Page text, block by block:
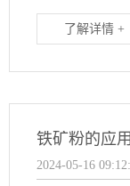
了解详情 +
铁矿粉的应
2024-05-16